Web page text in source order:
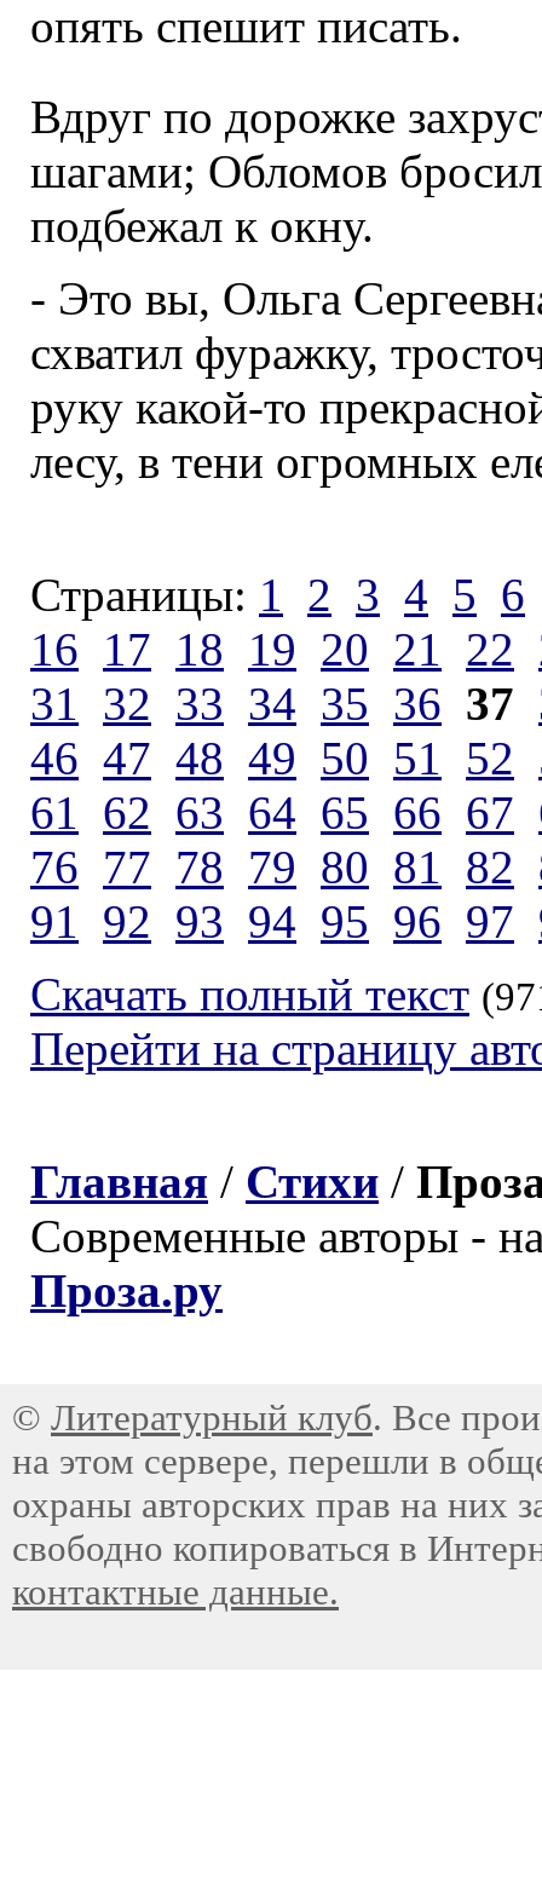
опять спешит писать.
Вдруг по дорожке
шагами; Обломов бросил
подбежал к окну.
- Это вы, Ольга
схватил фуражку,
руку какой-то
лесу, в тени огромных
Страницы: 1 2 3 4 5 6
16 17 18 19 20 21 22
31 32 33 34 35 36 37
46 47 48 49 50 51 52
61 62 63 64 65 66 67
76 77 78 79 80 81 82
91 92 93 94 95 96 97
Скачать полный текст
Перейти на страницу
Главная / Стихи /
Современные авторы -
Проза.ру
© Литературный клуб. Все
на этом сервере, перешли в
охраны авторских прав на них
свободно копироваться в
контактные данные.